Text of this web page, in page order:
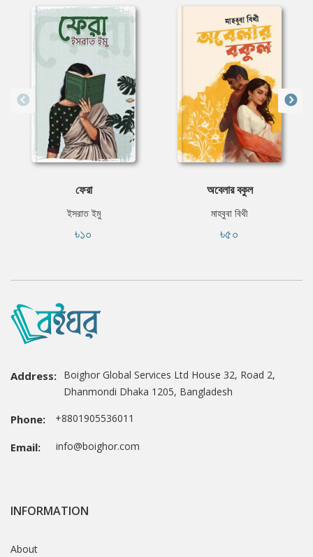
ফেরা
ইসরাত ইমু
৳১০
অবেলার বকুল
মাহবুবা বিথী
৳৫০
Address: Boighor Global Services Ltd House 32, Road 2,
Dhanmondi Dhaka 1205, Bangladesh
Phone: +8801905536011
Email: info@boighor.com
INFORMATION
About